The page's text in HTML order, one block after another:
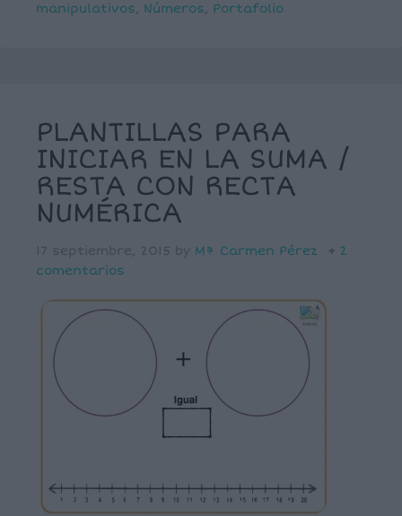
manipulativos, Números, Portafolio
PLANTILLAS PARA
INICIAR EN LA SUMA /
RESTA CON RECTA
NUMÉRICA
17 septiembre, 2015 by Mª Carmen Pérez
2
comentarios